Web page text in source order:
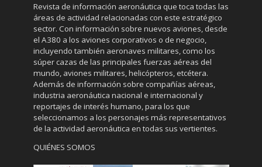
Revista de información aeronáutica que toca todas las
áreas de actividad relacionadas con este estratégico
sector. Con información sobre nuevos aviones, desde
el A380 a los aviones corporativos o de negocio,
incluyendo también aeronaves militares, como los
súper cazas de las principales fuerzas aéreas del
mundo, aviones militares, helicópteros, etcétera.
Además de información sobre compañías aéreas,
industria aeronáutica nacional e internacional y
reportajes de interés humano, para los que
seleccionamos a los personajes más representativos
de la actividad aeronáutica en todas sus vertientes.
QUIÉNES SOMOS